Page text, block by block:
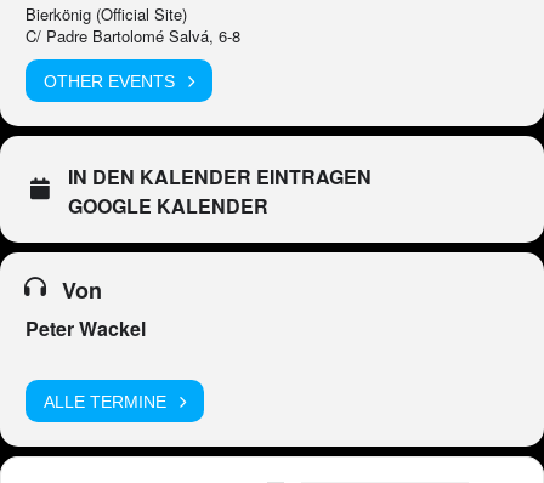
Bierkönig (Official Site)
C/ Padre Bartolomé Salvá, 6-8
OTHER EVENTS
IN DEN KALENDER EINTRAGEN
GOOGLE KALENDER
Von
Peter Wackel
ALLE TERMINE